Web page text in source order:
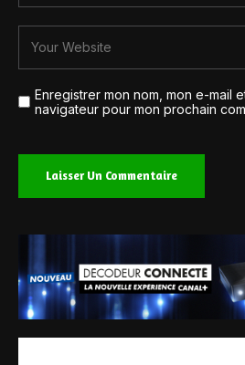
Enregistrer mon nom, mon e-mail
navigateur pour mon prochain